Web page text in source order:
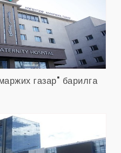
газар" барилга